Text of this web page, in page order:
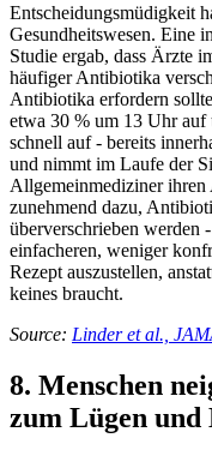
Entscheidungsmüdigkeit
Gesundheitswesen. Eine
Studie ergab, dass Ärzte
häufiger Antibiotika
Antibiotika erfordern
etwa 30 % um 13 Uhr
schnell auf - bereits
und nimmt im Laufe der
Allgemeinmediziner ihren
zunehmend dazu,
überverschrieben werden
einfacheren, weniger
Rezept auszustellen,
keines braucht.
Source: Linder et al.,
8. Menschen
zum Lügen und